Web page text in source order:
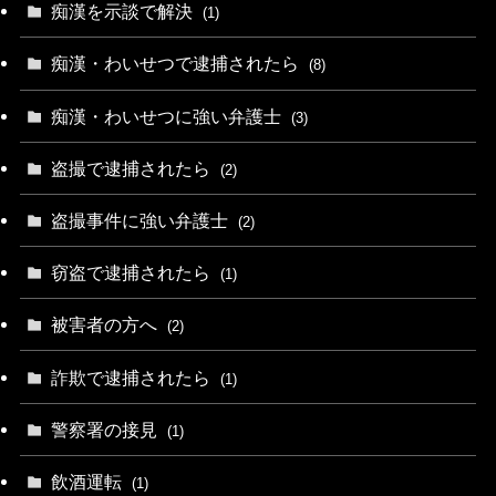
痴漢を示談で解決 (1)
痴漢・わいせつで逮捕されたら (8)
痴漢・わいせつに強い弁護士 (3)
盗撮で逮捕されたら (2)
盗撮事件に強い弁護士 (2)
窃盗で逮捕されたら (1)
被害者の方へ (2)
詐欺で逮捕されたら (1)
警察署の接見 (1)
飲酒運転 (1)